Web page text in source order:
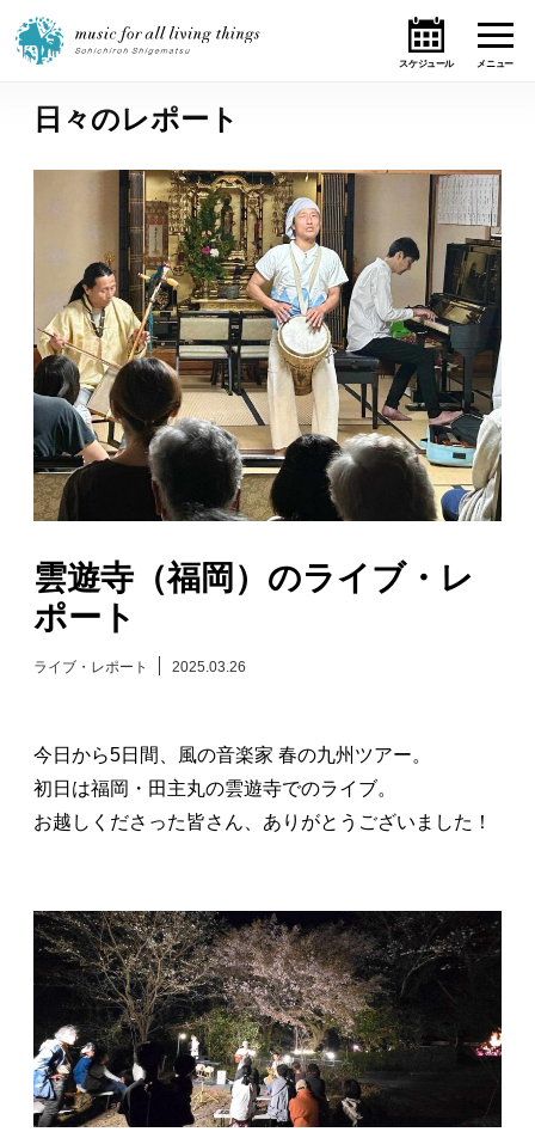
ホーム
ニュース
テーマ
ライブ・スケジュール
作品
オンライン・ショップ
ギャラリー
日々のレポート
演奏依頼
日々のレポート
雲遊寺（福岡）のライブ・レ
ポート
ライブ・レポート 2025.03.26
今日から5日間、風の音楽家 春の九州ツアー。
初日は福岡・田主丸の雲遊寺でのライブ。
お越しくださった皆さん、ありがとうございました！